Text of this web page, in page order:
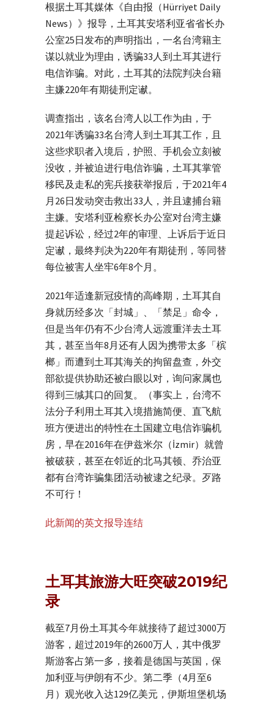
根据土耳其媒体《自由报（Hürriyet Daily
News）》报导，土耳其安塔利亚省省长办
公室25日发布的声明指出，一名台湾籍主
谋以就业为理由，诱骗33人到土耳其进行
电信诈骗。对此，土耳其的法院判决台籍
主嫌220年有期徒刑定谳。
调查指出，该名台湾人以工作为由，于
2021年诱骗33名台湾人到土耳其工作，且
这些求职者入境后，护照、手机会立刻被
没收，并被迫进行电信诈骗，土耳其掌管
移民及走私的宪兵接获举报后，于2021年4
月26日发动突击救出33人，并且逮捕台籍
主嫌。安塔利亚检察长办公室对台湾主嫌
提起诉讼，经过2年的审理、上诉后于近日
定谳，最终判决为220年有期徒刑，等同替
每位被害人坐牢6年8个月。
2021年适逢新冠疫情的高峰期，土耳其自
身就历经多次「封城」、「禁足」命令，
但是当年仍有不少台湾人远渡重洋去土耳
其，甚至当年8月还有人因为携带太多「槟
榔」而遭到土耳其海关的拘留盘查，外交
部欲提供协助还被白眼以对，询问家属也
得到三缄其口的回复。（事实上，台湾不
法分子利用土耳其入境措施简便、直飞航
班方便进出的特性在土国建立电信诈骗机
房，早在2016年在伊兹米尔（İzmir）就曾
被破获，甚至在邻近的北马其顿、乔治亚
都有台湾诈骗集团活动被逮之纪录。歹路
不可行！
此新闻的英文报导连结
土耳其旅游大旺突破2019纪
录
截至7月份土耳其今年就接待了超过3000万
游客，超过2019年的2600万人，其中俄罗
斯游客占第一多，接着是德国与英国，保
加利亚与伊朗有不少。第二季（4月至6
月）观光收入达129亿美元，伊斯坦堡机场